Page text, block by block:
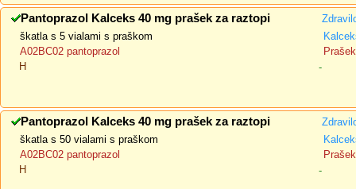
Pantoprazol Kalceks 40 mg prašek za raztopi
škatla s 5 vialami s praškom
A02BC02 pantoprazol
H
-
Pantoprazol Kalceks 40 mg prašek za raztopi
škatla s 50 vialami s praškom
A02BC02 pantoprazol
H
-